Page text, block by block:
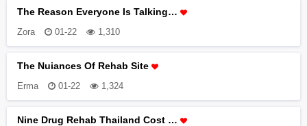
The Reason Everyone Is Talking…
Zora 01-22 1,310
The Nuiances Of Rehab Site
Erma 01-22 1,324
Nine Drug Rehab Thailand Cost …